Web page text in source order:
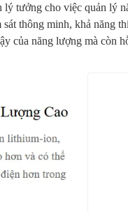
tưởng cho việc quản lý
sát thông minh, khả năng
của năng lượng mà còn